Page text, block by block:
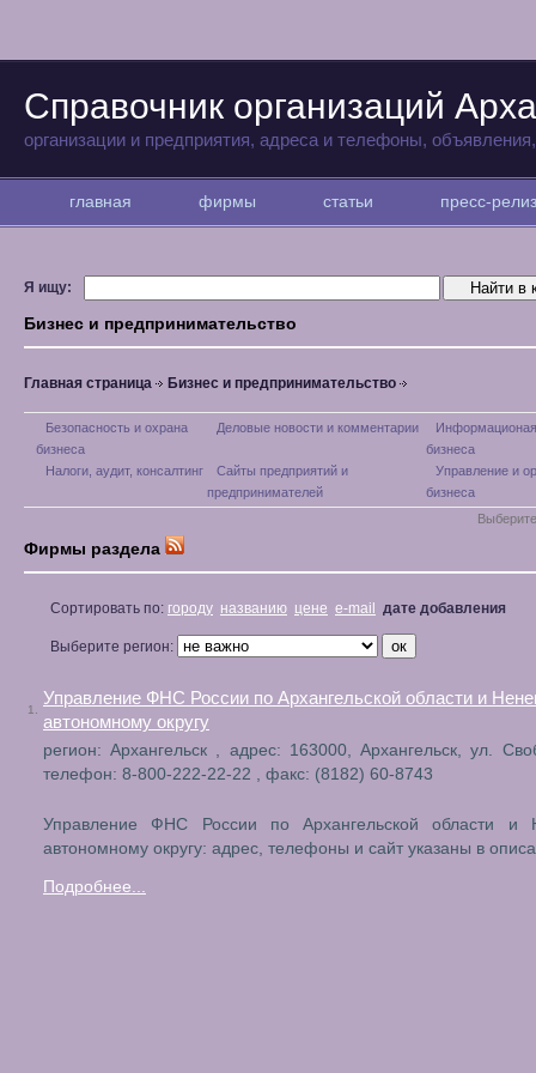
Справочник организаций
организации и предприятия, адреса и телефоны,
главная фирмы статьи пресс-
Я ищу:
Бизнес и предпринимательство
Главная страница Бизнес и предпринимательство
Безопасность и охрана
бизнеса
Деловые новости и комментарии
бизнеса
Налоги, аудит, консалтинг
Сайты предприятий и
предпринимателей
Управление и
бизнеса
Фирмы раздела
Сортировать по: городу названию цене e-mail дате добавления
Выберите регион:
1.
Управление ФНС России по Архангельской области и
автономному округу
регион: Архангельск , адрес: 163000, Архангельск, ул.
телефон: 8-800-222-22-22 , факс: (8182) 60-8743
Управление ФНС России по Архангельской области и
автономному округу: адрес, телефоны и сайт указаны в
Подробнее...